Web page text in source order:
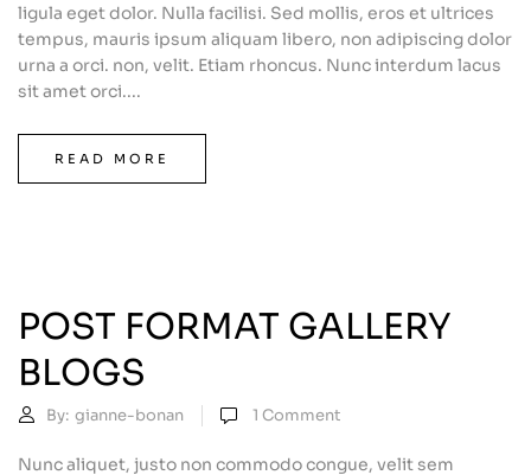
ligula eget dolor. Nulla facilisi. Sed mollis, eros et ultrices
tempus, mauris ipsum aliquam libero, non adipiscing dolor
urna a orci. non, velit. Etiam rhoncus. Nunc interdum lacus
sit amet orci....
READ MORE
POST FORMAT GALLERY
BLOGS
By: gianne-bonan 1 Comment
Nunc aliquet, justo non commodo congue, velit sem